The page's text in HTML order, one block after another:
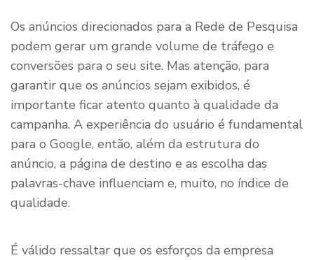
Os anúncios direcionados para a Rede de Pesquisa
podem gerar um grande volume de tráfego e
conversões para o seu site. Mas atenção, para
garantir que os anúncios sejam exibidos, é
importante ficar atento quanto à qualidade da
campanha. A experiência do usuário é fundamental
para o Google, então, além da estrutura do
anúncio, a página de destino e as escolha das
palavras-chave influenciam e, muito, no índice de
qualidade.
É válido ressaltar que os esforços da empresa